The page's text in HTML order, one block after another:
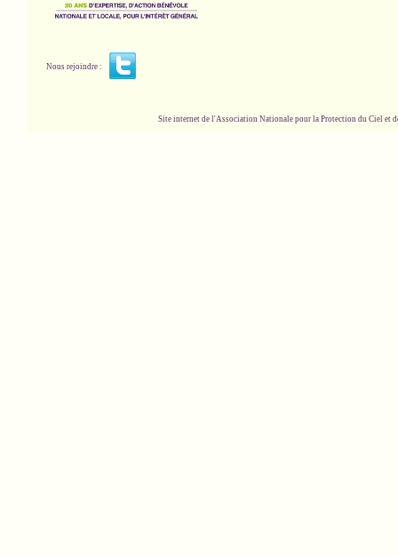
Nous rejoindre :
Site internet de l'Association Nationale pour la Protection du Ciel et de